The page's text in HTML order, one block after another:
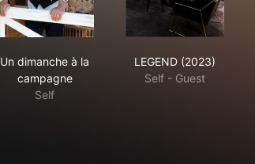
Un dimanche à la
campagne
Self
LEGEND (2023)
Self - Guest